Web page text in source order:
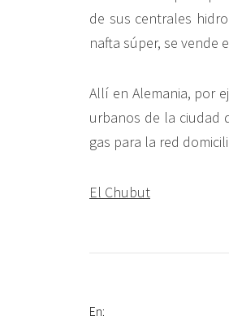
de sus centrales
nafta súper, se vende
Allí en Alemania, por
urbanos de la ciudad
gas para la red
El Chubut
En: